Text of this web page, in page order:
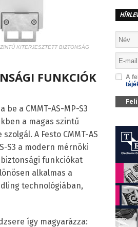
KITERJESZTETT BIZTONSÁG
FUNKCIÓK
a CMMT-AS-MP-S3
a magas szintű
A Festo CMMT-AS
S3 a modern mérnöki
funkciókat
alkalmas a
technológiában,
így magyarázza:
A